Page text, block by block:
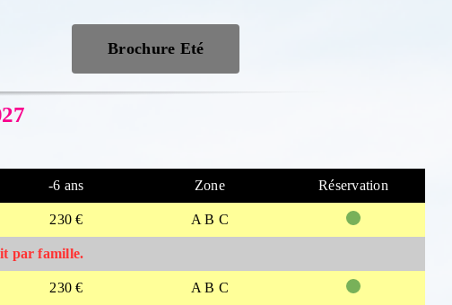
Brochure Eté
-6 ans Zone Réservation
230 € A B C
par famille.
230 € A B C